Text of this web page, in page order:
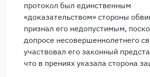
протокол был единственным
«доказательством» стороны
признал его недопустимым,
допросе несовершеннолетнего
участвовал его законный
что в прениях указала сторона